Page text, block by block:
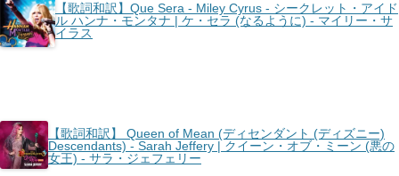
【歌詞和訳】Que Sera - Miley Cyrus - シークレット・アイド
ル ハンナ・モンタナ | ケ・セラ (なるように) - マイリー・サ
イラス
【歌詞和訳】 Queen of Mean (ディセンダント (ディズニー)
Descendants) - Sarah Jeffery | クイーン・オブ・ミーン (悪の
女王) - サラ・ジェフェリー